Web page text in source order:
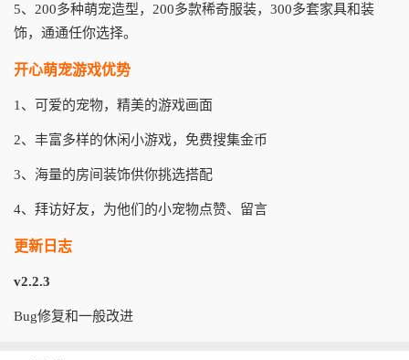
5、200多种萌宠造型，200多款稀奇服装，300多套家具和装
饰，通通任你选择。
开心萌宠游戏优势
1、可爱的宠物，精美的游戏画面
2、丰富多样的休闲小游戏，免费搜集金币
3、海量的房间装饰供你挑选搭配
4、拜访好友，为他们的小宠物点赞、留言
更新日志
v2.2.3
Bug修复和一般改进